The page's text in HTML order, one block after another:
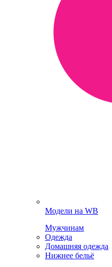
Модели на WB
Мужчинам
Одежда
Домашняя одежда
Нижнее бельё